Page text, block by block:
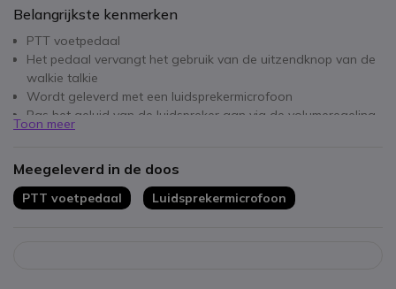
Belangrijkste kenmerken
PTT voetpedaal
Het pedaal vervangt het gebruik van de uitzendknop van de
walkie talkie
Wordt geleverd met een luidsprekermicrofoon
Pas het geluid van de luidspreker aan via de volumeregeling
Snelle verbinding via XLR (2 pins van Kenwood) geschikt voor
KENWOOD PROTALK TK-2000E / TK-3501 / TK-3401D / TK-
3301;
DYNASCAN R-77 / L-99 PLUS;
Toon meer
Meegeleverd in de doos
PTT voetpedaal Luidsprekermicrofoon